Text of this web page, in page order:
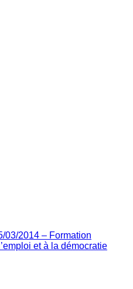
03/2014 – Formation
et à la démocratie